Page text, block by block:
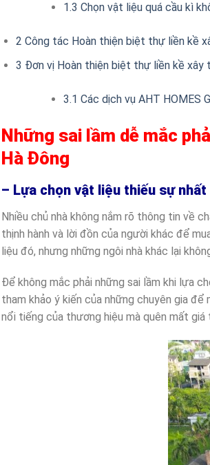
1.3 Chọn vật liệu quá cầu kì
2 Công tác Hoàn thiện biệt thự liền kề
3 Đơn vị Hoàn thiện biệt thự liền kề xây
3.1 Các dịch vụ AHT HOMES
Những sai lầm dễ mắc
Hà Đông
– Lựa chọn vật liệu thiếu sự nhất
Nhiều chủ nhà không nắm rõ thông tin về
thịnh hành và lời đồn của người khác để
liệu đó, nhưng những ngôi nhà khác lại
Để không mắc phải những sai lầm khi lựa
tham khảo ý kiến của những chuyên gia
nổi tiếng của thương hiệu mà quên mất giá